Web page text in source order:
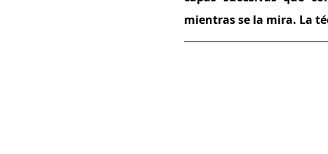
mientras se la mira. La